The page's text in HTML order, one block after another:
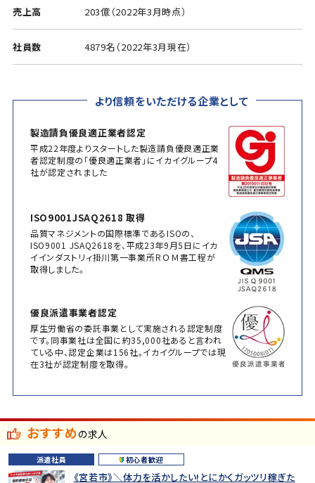
売上高 203億（2022年3月時点）
社員数 4879名（2022年3月現在）
より信頼をいただける企業として
製造請負優良適正業者認定
平成22年度よりスタートした製造請負優良適正業
者認定制度の「優良適正業者」にイカイグループ4
社が認定されました
ISO9001JSAQ2618 取得
品質マネジメントの国際標準であるISOの、
ISO9001 JSAQ2618を、平成23年9月5日にイカ
イインダストリィ掛川第一事業所ＲＯＭ書工程が
取得しました。
優良派遣事業者認定
厚生労働省の委託事業として実施される認定制度
です。同事業社は全国に約35,000社あると言われ
ている中、認定企業は156社。イカイグループでは現
在3社が認定制度を取得。
おすすめの求人
派遣社員 初心者歓迎
《宮若市》＼体力を活かしたい!とにかくガッツリ稼ぎた